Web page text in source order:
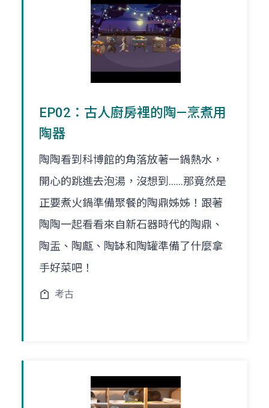
EP02：古人廚房裡的陶—烹煮用
陶器
陶陶看到科博館的角落放著一鍋熱水，
開心的跳進去泡湯，沒想到......那竟然是
正要煮火鍋準備聚餐的陶鼎姊姊！跟著
陶陶一起看看來自新石器時代的陶鼎、
陶盂、陶甗、陶缽和陶罐準備了什麼拿
手好菜吧！
考古